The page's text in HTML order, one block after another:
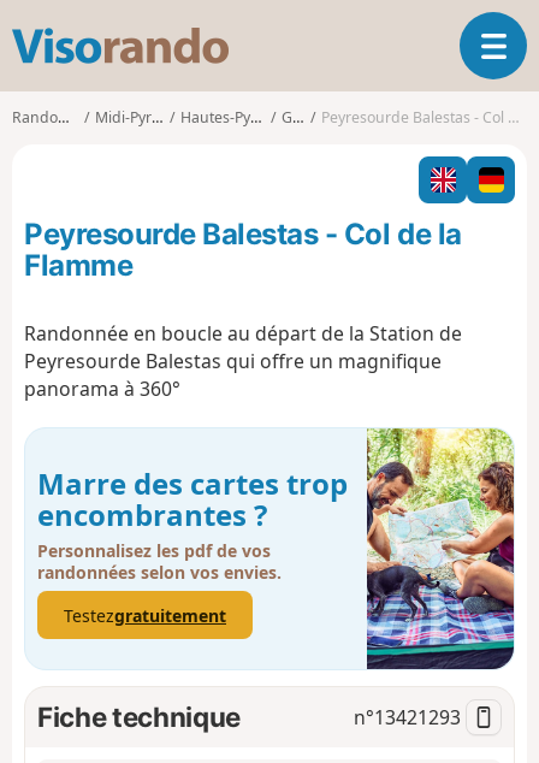
s
o
o
O
u
i
r
l
i
o
n
Randonnées Midi-Pyrénées Hautes-Pyrénées Germ Peyresourde Balestas - Col de la Flamme
Peyresourde Balestas - Col de la
Flamme
Randonnée en boucle au départ de la Station de
Peyresourde Balestas qui offre un magnifique
panorama à 360°
Marre des cartes trop
encombrantes ?
Personnalisez les pdf de vos
randonnées selon vos envies.
Testezgratuitement
Fiche technique n°13421293